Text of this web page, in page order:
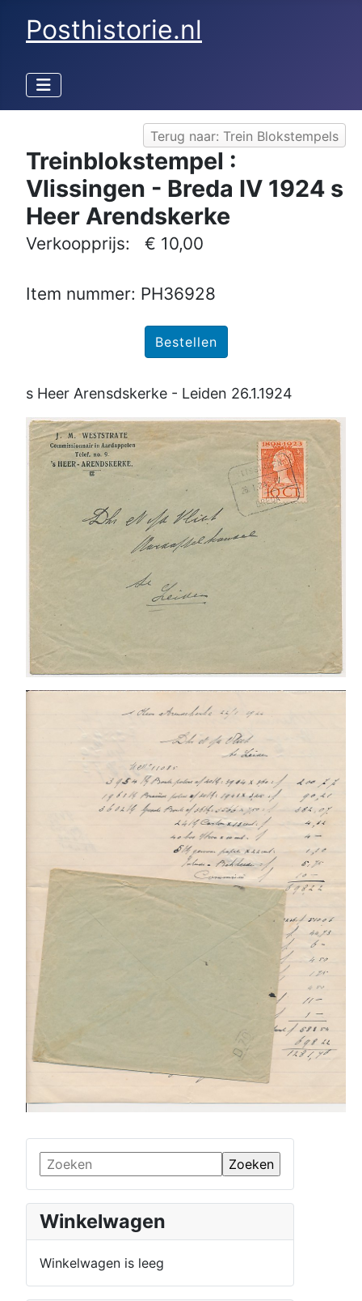
Posthistorie.nl
Winkelwagen
Winkelwagen is leeg
Terug naar: Trein Blokstempels
Treinblokstempel :
Vlissingen - Breda IV 1924 s
Heer Arendskerke
Verkoopprijs: € 10,00
Item nummer: PH36928
s Heer Arensdskerke - Leiden 26.1.1924